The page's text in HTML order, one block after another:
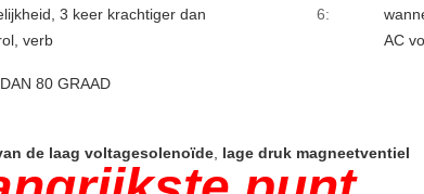
3 keer krachtiger dan
verb
6:
AC
80 GRAAD
de laag voltagesolenoïde lage druk magneetventiel